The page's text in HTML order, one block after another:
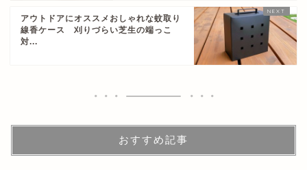
アウトドアにオススメおしゃれな蚊取り
線香ケース 刈りづらい芝生の端っこ
対...
おすすめ記事